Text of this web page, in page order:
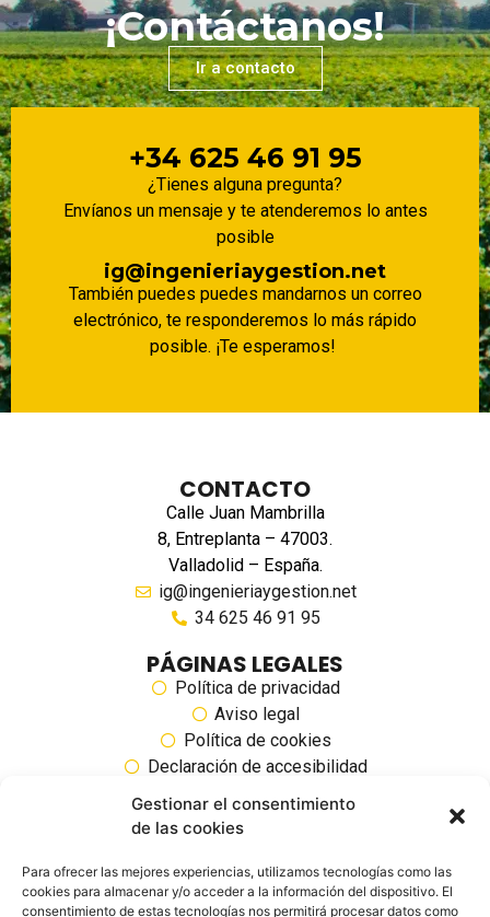
Gestionar el consentimiento
de las cookies
Para ofrecer las mejores experiencias, utilizamos tecnologías como las
cookies para almacenar y/o acceder a la información del dispositivo. El
consentimiento de estas tecnologías nos permitirá procesar datos como
¡Contáctanos!
Ir a contacto
+34 625 46 91 95
¿Tienes alguna pregunta?
Envíanos un mensaje y te atenderemos lo antes
posible
ig@ingenieriaygestion.net
También puedes puedes mandarnos un correo
electrónico, te responderemos lo más rápido
posible. ¡Te esperamos!
CONTACTO
Calle Juan Mambrilla
8, Entreplanta – 47003.
Valladolid – España.
ig@ingenieriaygestion.net
34 625 46 91 95
PÁGINAS LEGALES
Política de privacidad
Aviso legal
Política de cookies
Declaración de accesibilidad
SIGUENOS EN REDES SOCIALES